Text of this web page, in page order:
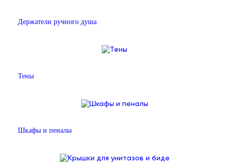
Держатели ручного душа
Тены
Шкафы и пеналы